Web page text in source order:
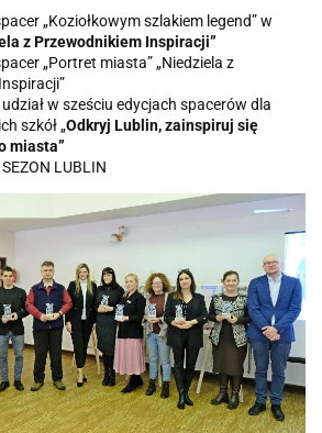
„Koziołkowym szlakiem legend” w
z Przewodnikiem Inspiracji”
„Portret miasta” „Niedziela z
w sześciu edycjach spacerów dla
szkół „Odkryj Lublin, zainspiruj się
miasta”
LUBLIN